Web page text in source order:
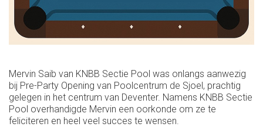
Mervin Saib van KNBB Sectie Pool was onlangs aanwezig
bij Pre-Party Opening van Poolcentrum de Sjoel, prachtig
gelegen in het centrum van Deventer. Namens KNBB Sectie
Pool overhandigde Mervin een oorkonde om ze te
feliciteren en heel veel succes te wensen.